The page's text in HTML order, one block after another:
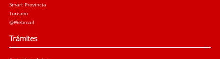
Smart Provincia
Turismo
@Webmail
Trámites